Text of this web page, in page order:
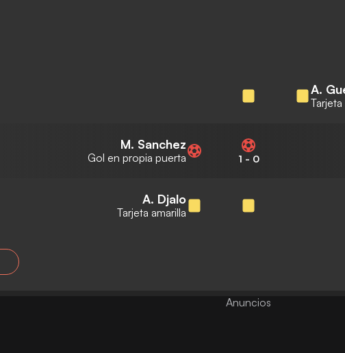
A.
Tarjeta
M. Sanchez
Gol en propia puerta 1 - 0
A. Djalo
Tarjeta amarilla
Anuncios